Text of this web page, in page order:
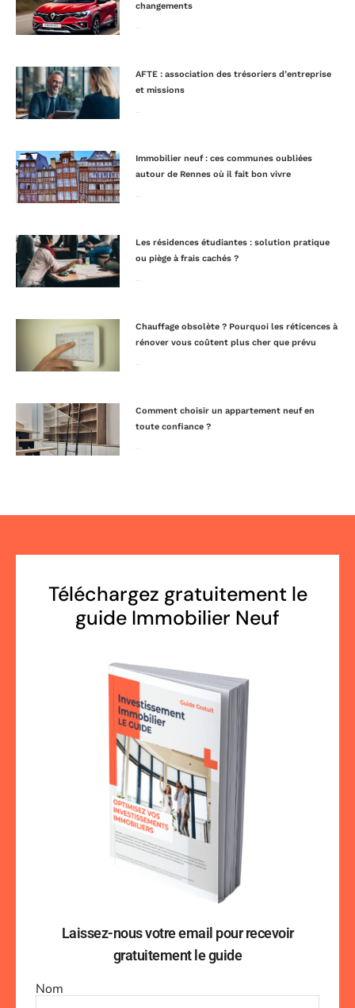
changements
AFTE : association des trésoriers d’entreprise
et missions
Immobilier neuf : ces communes oubliées
autour de Rennes où il fait bon vivre
Les résidences étudiantes : solution pratique
ou piège à frais cachés ?
Chauffage obsolète ? Pourquoi les réticences à
rénover vous coûtent plus cher que prévu
Comment choisir un appartement neuf en
toute confiance ?
Téléchargez gratuitement le
guide Immobilier Neuf
Laissez-nous votre email pour recevoir
gratuitement le guide
Nom